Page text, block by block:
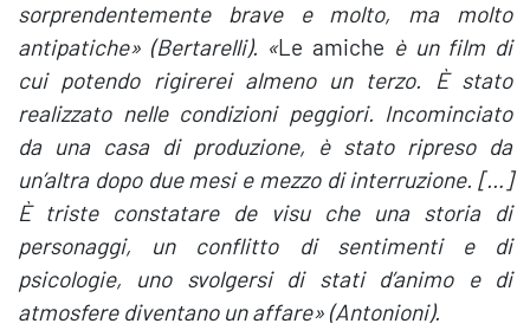
sorprendentemente brave e molto, ma molto
antipatiche» (Bertarelli). «Le amiche è un film di
cui potendo rigirerei almeno un terzo. È stato
realizzato nelle condizioni peggiori. Incominciato
da una casa di produzione, è stato ripreso da
un’altra dopo due mesi e mezzo di interruzione. […]
È triste constatare de visu che una storia di
personaggi, un conflitto di sentimenti e di
psicologie, uno svolgersi di stati d’animo e di
atmosfere diventano un affare» (Antonioni).